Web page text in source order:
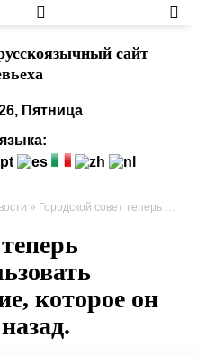
сайт
Пятница
» Городской совет теперь планирует использовать охраняемое здание, которое он приобрел 12 лет назад.
которое он